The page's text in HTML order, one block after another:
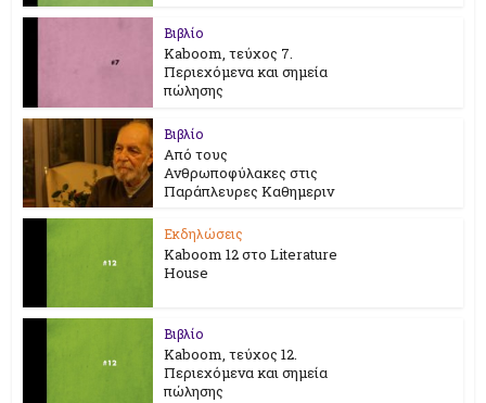
Βιβλίο
Kaboom, τεύχος 7.
Περιεχόμενα και σημεία
πώλησης
Βιβλίο
Από τους
Ανθρωποφύλακες στις
Παράπλευρες Καθημεριν
Εκδηλώσεις
Kaboom 12 στο Literature
House
Βιβλίο
Kaboom, τεύχος 12.
Περιεχόμενα και σημεία
πώλησης